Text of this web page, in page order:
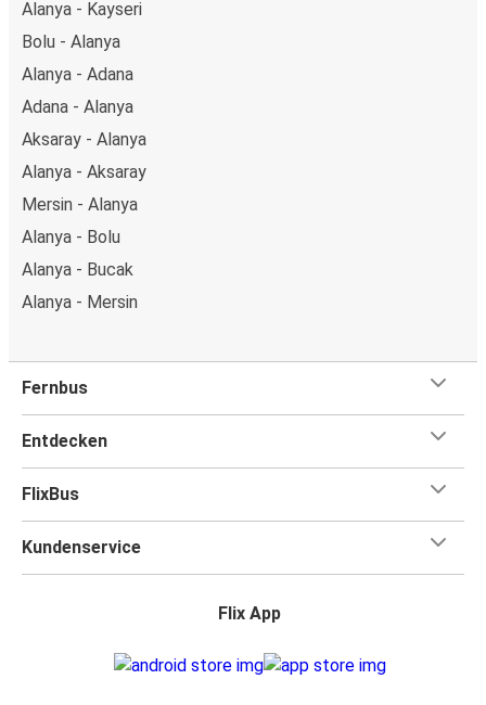
Alanya - Kayseri
Bolu - Alanya
Alanya - Adana
Adana - Alanya
Aksaray - Alanya
Alanya - Aksaray
Mersin - Alanya
Alanya - Bolu
Alanya - Bucak
Alanya - Mersin
Fernbus
Entdecken
FlixBus
Kundenservice
Flix App